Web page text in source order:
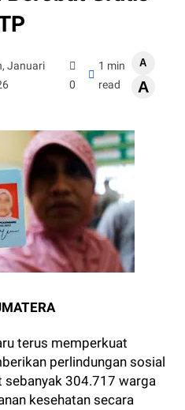
Januari
0
1 min
read
A
A
terus memperkuat
perlindungan sosial
sebanyak 304.717 warga
kesehatan secara